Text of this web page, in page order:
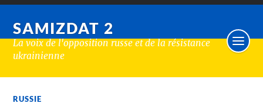
SAMIZDAT 2
La voix de l'opposition russe et de la résistance
ukrainienne
RUSSIE